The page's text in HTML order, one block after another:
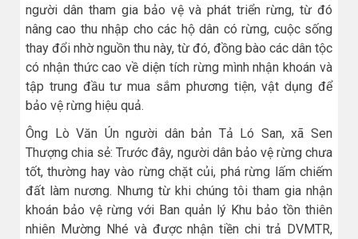
người dân tham gia bảo vệ và phát triển rừng, từ đó
nâng cao thu nhập cho các hộ dân có rừng, cuộc sống
thay đổi nhờ nguồn thu này, từ đó, đồng bào các dân tộc
có nhận thức cao về diện tích rừng mình nhận khoán và
tập trung đầu tư mua sắm phương tiện, vật dụng để
bảo vệ rừng hiệu quả.
Ông Lò Văn Ún người dân bản Tả Ló San, xã Sen
Thượng chia sẻ: Trước đây, người dân bảo vệ rừng chưa
tốt, thường hay vào rừng chặt củi, phá rừng lấm chiếm
đất làm nương. Nhưng từ khi chúng tôi tham gia nhận
khoán bảo vệ rừng với Ban quản lý Khu bảo tồn thiên
nhiên Mường Nhé và được nhận tiền chi trả DVMTR,